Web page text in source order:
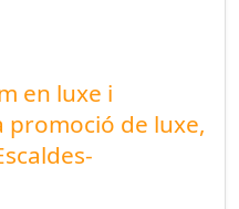
en luxe i
de luxe,